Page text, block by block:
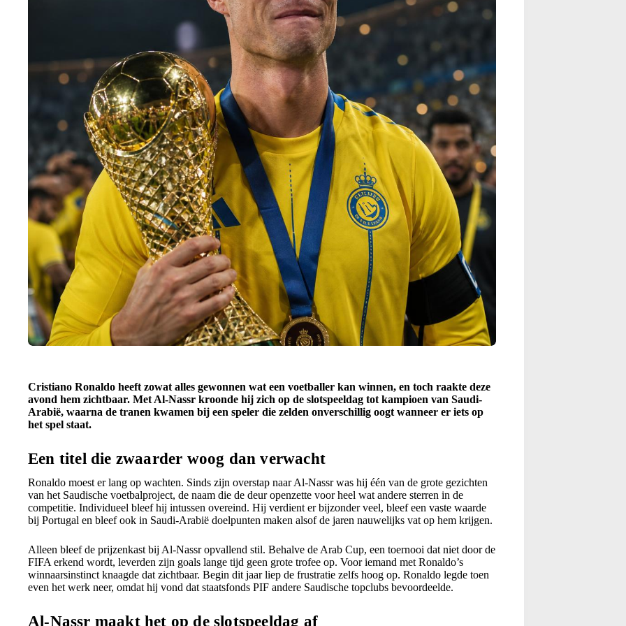
Cristiano Ronaldo heeft zowat alles gewonnen wat een voetballer kan winnen, en toch raakte deze
avond hem zichtbaar. Met Al-Nassr kroonde hij zich op de slotspeeldag tot kampioen van Saudi-
Arabië, waarna de tranen kwamen bij een speler die zelden onverschillig oogt wanneer er iets op
het spel staat.
Een titel die zwaarder woog dan verwacht
Ronaldo moest er lang op wachten. Sinds zijn overstap naar Al-Nassr was hij één van de grote gezichten
van het Saudische voetbalproject, de naam die de deur openzette voor heel wat andere sterren in de
competitie. Individueel bleef hij intussen overeind. Hij verdient er bijzonder veel, bleef een vaste waarde
bij Portugal en bleef ook in Saudi-Arabië doelpunten maken alsof de jaren nauwelijks vat op hem krijgen.
Alleen bleef de prijzenkast bij Al-Nassr opvallend stil. Behalve de Arab Cup, een toernooi dat niet door de
FIFA erkend wordt, leverden zijn goals lange tijd geen grote trofee op. Voor iemand met Ronaldo’s
winnaarsinstinct knaagde dat zichtbaar. Begin dit jaar liep de frustratie zelfs hoog op. Ronaldo legde toen
even het werk neer, omdat hij vond dat staatsfonds PIF andere Saudische topclubs bevoordeelde.
Al-Nassr maakt het op de slotspeeldag af